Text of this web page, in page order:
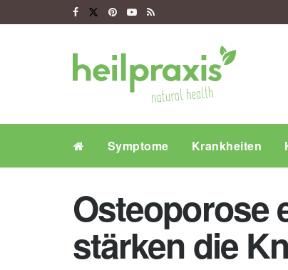
Symptome Krankheiten
Osteoporose
stärken die